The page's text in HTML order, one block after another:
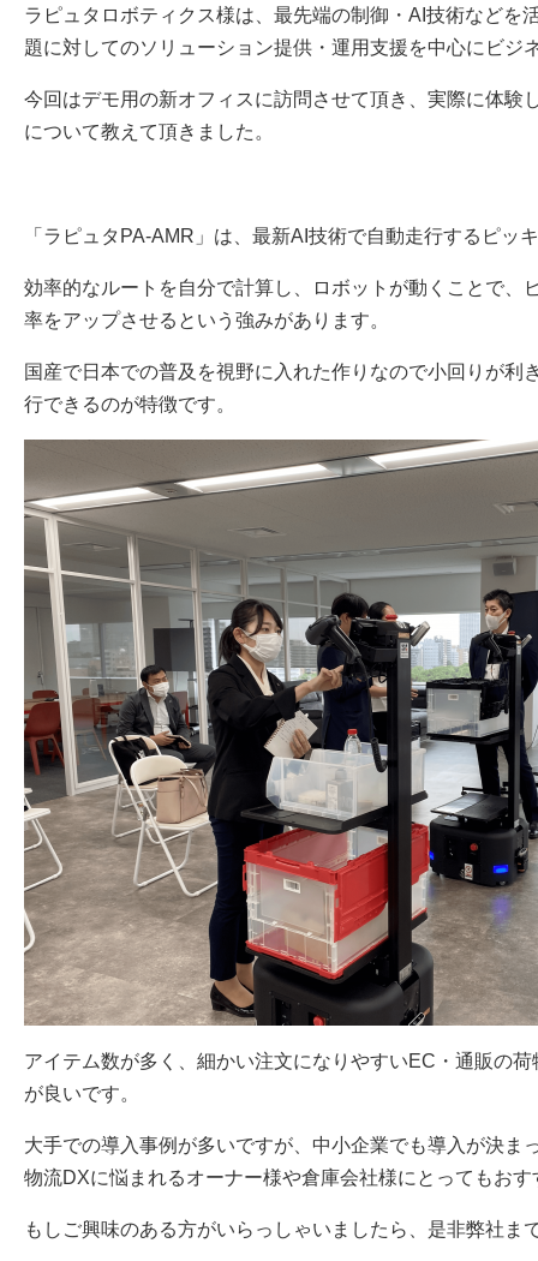
ラピュタロボティクス様は、最先端の制御・AI技術などを
題に対してのソリューション提供・運用支援を中心にビジ
今回はデモ用の新オフィスに訪問させて頂き、実際に体験
について教えて頂きました。
「ラピュタPA-AMR」は、最新AI技術で自動走行するピッ
効率的なルートを自分で計算し、ロボットが動くことで、
率をアップさせるという強みがあります。
国産で日本での普及を視野に入れた作りなので小回りが利
行できるのが特徴です。
アイテム数が多く、細かい注文になりやすいEC・通販の
が良いです。
大手での導入事例が多いですが、中小企業でも導入が決ま
物流DXに悩まれるオーナー様や倉庫会社様にとってもお
もしご興味のある方がいらっしゃいましたら、是非弊社ま